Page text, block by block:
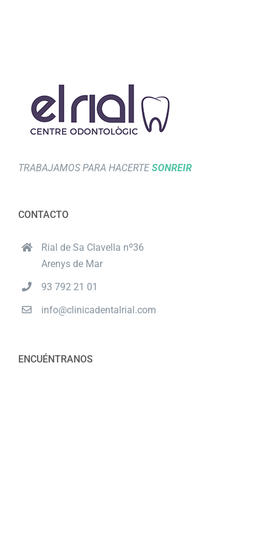
TRABAJAMOS PARA HACERTESONREIR
CONTACTO
Rial de Sa Clavella nº36
Arenys de Mar
93 792 21 01
info@clinicadentalrial.com
ENCUÉNTRANOS